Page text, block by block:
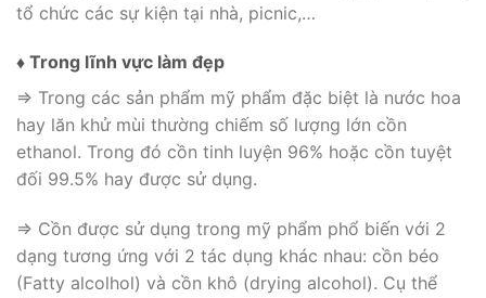
tổ chức các sự kiện tại nhà, picnic,…
♦ Trong lĩnh vực làm đẹp
⇒ Trong các sản phẩm mỹ phẩm đặc biệt là nước hoa
hay lăn khử mùi thường chiếm số lượng lớn cồn
ethanol. Trong đó cồn tinh luyện 96% hoặc cồn tuyệt
đối 99.5% hay được sử dụng.
⇒ Cồn được sử dụng trong mỹ phẩm phổ biến với 2
dạng tương ứng với 2 tác dụng khác nhau: cồn béo
(Fatty alcolhol) và cồn khô (drying alcohol). Cụ thể